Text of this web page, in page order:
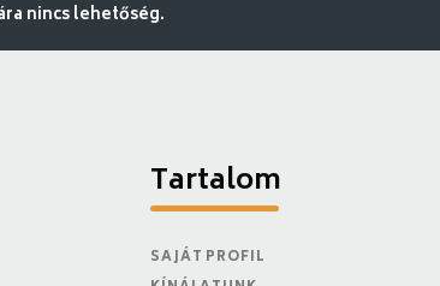
nincs lehetőség.
Tartalom
SAJÁT PROFIL